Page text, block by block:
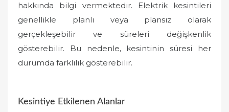
hakkında bilgi vermektedir. Elektrik kesintileri
genellikle planlı veya plansız olarak
gerçekleşebilir ve süreleri değişkenlik
gösterebilir. Bu nedenle, kesintinin süresi her
durumda farklılık gösterebilir.
Kesintiye Etkilenen Alanlar